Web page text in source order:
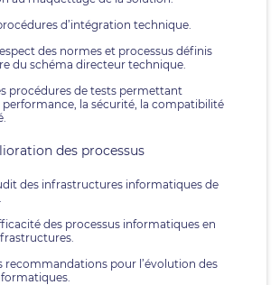
d’intégration technique.
des normes et processus définis
du schéma directeur technique.
procédures de tests permettant
performance, la sécurité, la compatibilité
des processus
des infrastructures informatiques de
des processus informatiques en
recommandations pour l’évolution des